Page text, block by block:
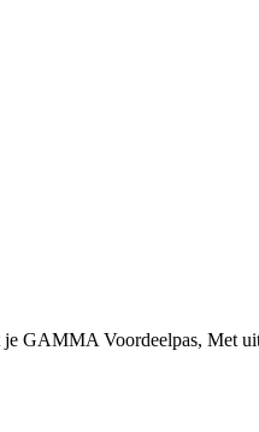
GAMMA Voordeelpas, Met